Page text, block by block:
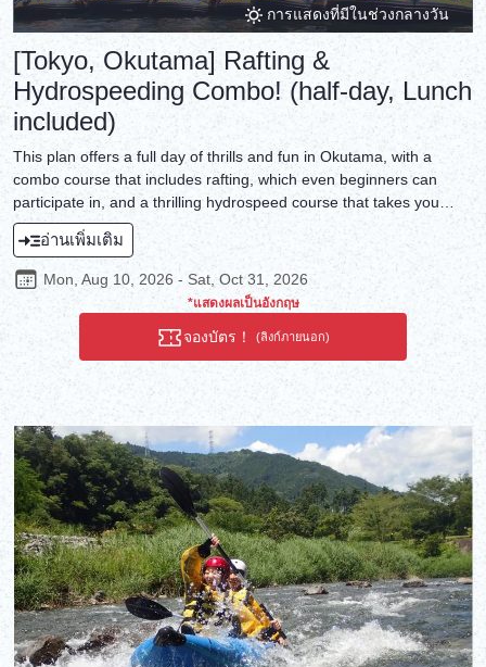
การแสดงที่มีในช่วงกลางวัน
[Tokyo, Okutama] Rafting &
Hydrospeeding Combo! (half-day, Lunch
included)
This plan offers a full day of thrills and fun in Okutama, with a
combo course that includes rafting, which even beginners can
participate in, and a thrilling hydrospeed course that takes you
down the rapids of the Tama River in a single-seater boat.
อ่านเพิ่มเติม
Mon, Aug 10, 2026 - Sat, Oct 31, 2026
*แสดงผลเป็นอังกฤษ
จองบัตร！ (ลิงก์ภายนอก)